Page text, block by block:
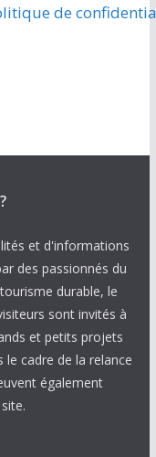
de
et d'informations
des passionnés du
durable, le
sont invités à
et petits projets
le cadre de la relance
également